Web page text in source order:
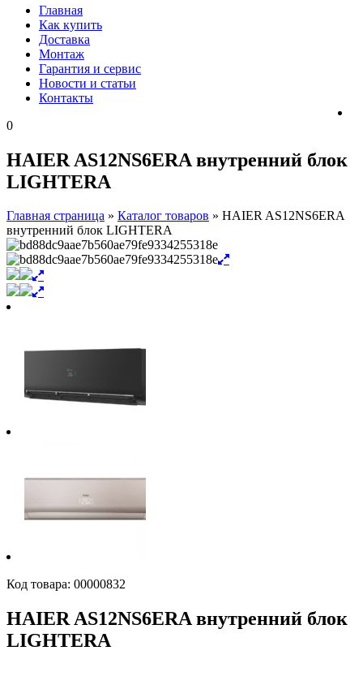
Главная
Как купить
Доставка
Монтаж
Гарантия и сервис
Новости и статьи
Контакты
0
HAIER AS12NS6ERA внутренний блок
LIGHTERA
Главная страница » Каталог товаров » HAIER AS12NS6ERA
внутренний блок LIGHTERA
Код товара: 00000832
HAIER AS12NS6ERA внутренний блок
LIGHTERA